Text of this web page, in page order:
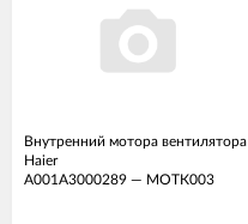
Внутренний мотора вентилятора
Haier
A001A3000289 — МОТК003